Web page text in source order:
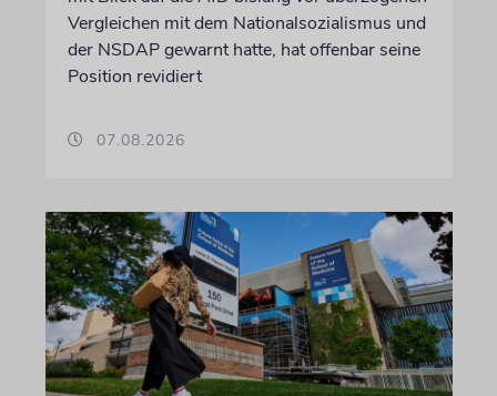
Vergleichen mit dem Nationalsozialismus und
der NSDAP gewarnt hatte, hat offenbar seine
Position revidiert
07.08.2026